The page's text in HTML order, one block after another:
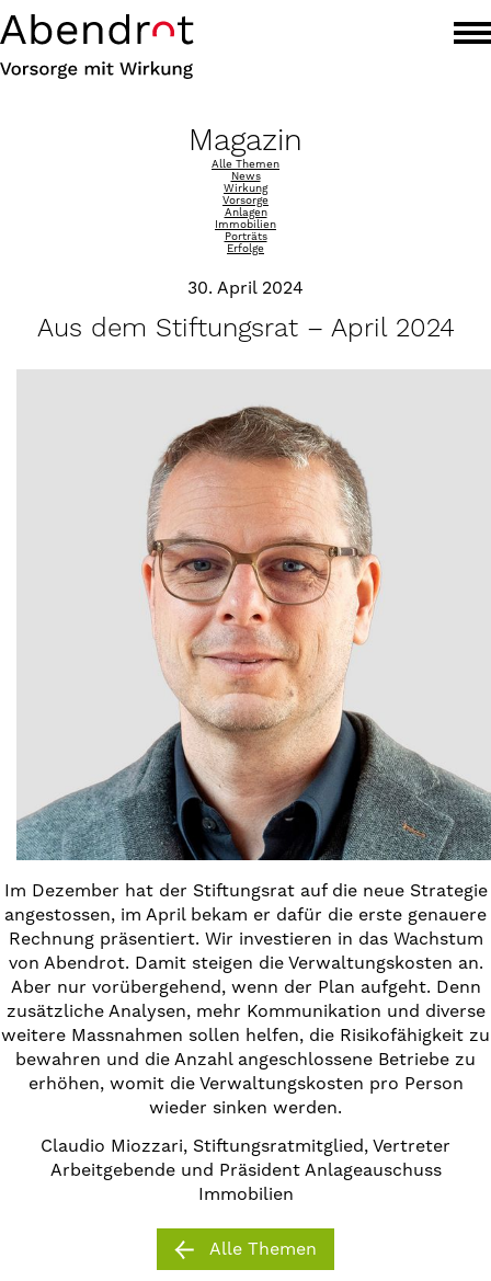
Magazin
Alle Themen
News
Wirkung
Vorsorge
Anlagen
Immobilien
Porträts
Erfolge
30. April 2024
Aus dem Stiftungsrat – April 2024
Im Dezember hat der Stiftungsrat auf die neue Strategie
angestossen, im April bekam er dafür die erste genauere
Rechnung präsentiert. Wir investieren in das Wachstum
von Abendrot. Damit steigen die Verwaltungskosten an.
Aber nur vorübergehend, wenn der Plan aufgeht. Denn
zusätzliche Analysen, mehr Kommunikation und diverse
weitere Massnahmen sollen helfen, die Risikofähigkeit zu
bewahren und die Anzahl angeschlossene Betriebe zu
erhöhen, womit die Verwaltungskosten pro Person
wieder sinken werden.
Claudio Miozzari, Stiftungsratmitglied, Vertreter
Arbeitgebende und Präsident Anlageauschuss
Immobilien
Alle Themen